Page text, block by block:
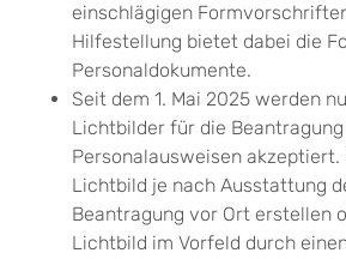
einschlägigen
Hilfestellung bietet dabei die
Personaldokumente.
Seit dem 1. Mai 2025 werden
Lichtbilder für die
Personalausweisen akzeptiert.
Lichtbild je nach Ausstattung
Beantragung vor Ort erstellen
Lichtbild im Vorfeld durch